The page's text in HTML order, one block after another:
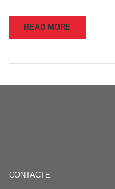
READ MORE
CONTACTE